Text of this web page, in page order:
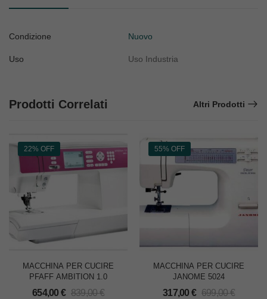
Condizione Nuovo
Uso Uso Industria
Prodotti Correlati Altri Prodotti
22% OFF
MACCHINA PER CUCIRE
PFAFF AMBITION 1.0
654,00 € 839,00€
55% OFF
MACCHINA PER CUCIRE
JANOME 5024
317,00 € 699,00€